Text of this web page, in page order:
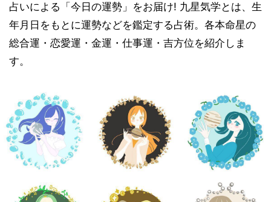
占いによる「今日の運勢」をお届け! 九星気学とは、生
年月日をもとに運勢などを鑑定する占術。各本命星の
総合運・恋愛運・金運・仕事運・吉方位を紹介しま
す。